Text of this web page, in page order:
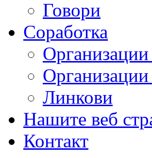
Говори
Соработка
Линкови
Нашите веб
Контакт